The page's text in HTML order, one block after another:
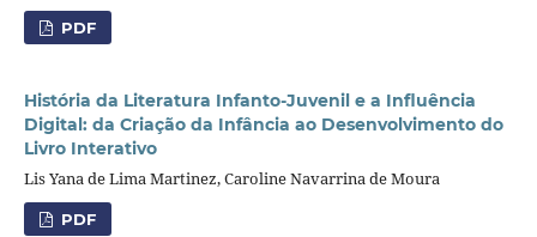
PDF
História da Literatura Infanto-Juvenil e a Influência
Digital: da Criação da Infância ao Desenvolvimento do
Livro Interativo
Lis Yana de Lima Martinez, Caroline Navarrina de Moura
PDF